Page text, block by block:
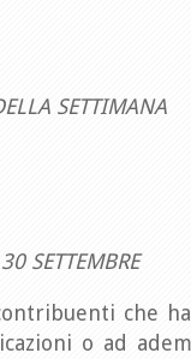
SETTIMANA
SETTEMBRE
che
o ad